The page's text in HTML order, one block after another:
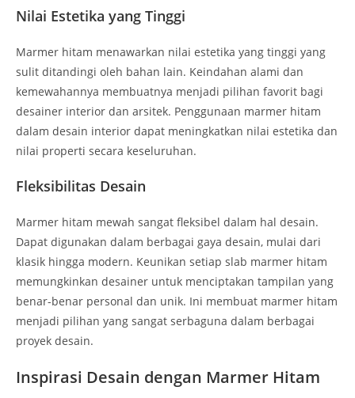
Nilai Estetika yang Tinggi
Marmer hitam menawarkan nilai estetika yang tinggi yang
sulit ditandingi oleh bahan lain. Keindahan alami dan
kemewahannya membuatnya menjadi pilihan favorit bagi
desainer interior dan arsitek. Penggunaan marmer hitam
dalam desain interior dapat meningkatkan nilai estetika dan
nilai properti secara keseluruhan.
Fleksibilitas Desain
Marmer hitam mewah sangat fleksibel dalam hal desain.
Dapat digunakan dalam berbagai gaya desain, mulai dari
klasik hingga modern. Keunikan setiap slab marmer hitam
memungkinkan desainer untuk menciptakan tampilan yang
benar-benar personal dan unik. Ini membuat marmer hitam
menjadi pilihan yang sangat serbaguna dalam berbagai
proyek desain.
Inspirasi Desain dengan Marmer Hitam